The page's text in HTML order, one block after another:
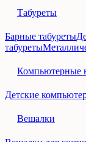
Табуреты
Барные табуреты
табуреты
Компьютерные
Детские
Вешалки